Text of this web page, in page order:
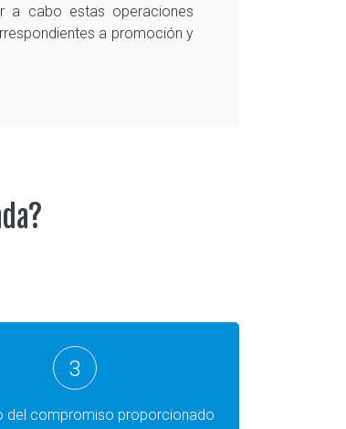
a cabo estas operaciones
a promoción y
3
del compromiso proporcionado